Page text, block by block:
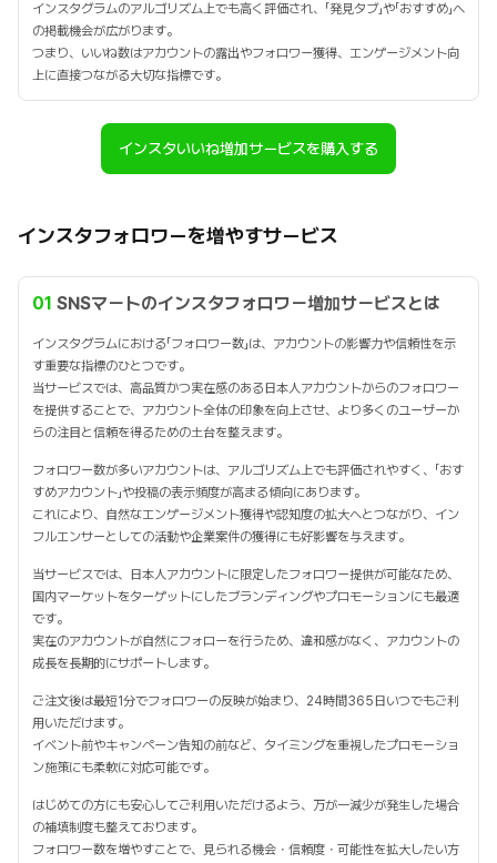
インスタグラムのアルゴリズム上でも高く評価され、「発見タブ」や「おすすめ」へ
の掲載機会が広がります。
つまり、いいね数はアカウントの露出やフォロワー獲得、エンゲージメント向
上に直接つながる大切な指標です。
インスタいいね増加サービスを購入する
インスタフォロワーを増やすサービス
01 SNSマートのインスタフォロワー増加サービスとは
インスタグラムにおける「フォロワー数」は、アカウントの影響力や信頼性を示
す重要な指標のひとつです。
当サービスでは、高品質かつ実在感のある日本人アカウントからのフォロワー
を提供することで、アカウント全体の印象を向上させ、より多くのユーザーか
らの注目と信頼を得るための土台を整えます。
フォロワー数が多いアカウントは、アルゴリズム上でも評価されやすく、「おす
すめアカウント」や投稿の表示頻度が高まる傾向にあります。
これにより、自然なエンゲージメント獲得や認知度の拡大へとつながり、イン
フルエンサーとしての活動や企業案件の獲得にも好影響を与えます。
当サービスでは、日本人アカウントに限定したフォロワー提供が可能なため、
国内マーケットをターゲットにしたブランディングやプロモーションにも最適
です。
実在のアカウントが自然にフォローを行うため、違和感がなく、アカウントの
成長を長期的にサポートします。
ご注文後は最短1分でフォロワーの反映が始まり、24時間365日いつでもご利
用いただけます。
イベント前やキャンペーン告知の前など、タイミングを重視したプロモーショ
ン施策にも柔軟に対応可能です。
はじめての方にも安心してご利用いただけるよう、万が一減少が発生した場合
の補填制度も整えております。
フォロワー数を増やすことで、見られる機会・信頼度・可能性を拡大したい方